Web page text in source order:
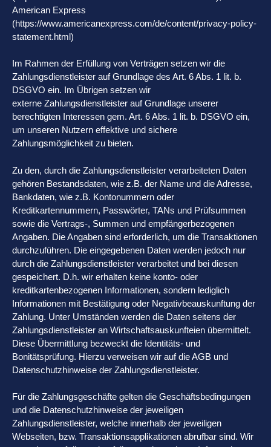
American Express
(https://www.americanexpress.com/de/content/privacy-policy-
statement.html)
Im Rahmen der Erfüllung von Verträgen setzen wir die
Zahlungsdienstleister auf Grundlage des Art. 6 Abs. 1 lit. b.
DSGVO ein. Im Übrigen setzen wir
externe Zahlungsdienstleister auf Grundlage unserer
berechtigten Interessen gem. Art. 6 Abs. 1 lit. b. DSGVO ein,
um unseren Nutzern effektive und sichere
Zahlungsmöglichkeit zu bieten.
Zu den, durch die Zahlungsdienstleister verarbeiteten Daten
gehören Bestandsdaten, wie z.B. der Name und die Adresse,
Bankdaten, wie z.B. Kontonummern oder
Kreditkartennummern, Passwörter, TANs und Prüfsummen
sowie die Vertrags-, Summen und empfängerbezogenen
Angaben. Die Angaben sind erforderlich, um die Transaktionen
durchzuführen. Die eingegebenen Daten werden jedoch nur
durch die Zahlungsdienstleister verarbeitet und bei diesen
gespeichert. D.h. wir erhalten keine konto- oder
kreditkartenbezogenen Informationen, sondern lediglich
Informationen mit Bestätigung oder Negativbeauskunftung der
Zahlung. Unter Umständen werden die Daten seitens der
Zahlungsdienstleister an Wirtschaftsauskunfteien übermittelt.
Diese Übermittlung bezweckt die Identitäts- und
Bonitätsprüfung. Hierzu verweisen wir auf die AGB und
Datenschutzhinweise der Zahlungsdienstleister.
Für die Zahlungsgeschäfte gelten die Geschäftsbedingungen
und die Datenschutzhinweise der jeweiligen
Zahlungsdienstleister, welche innerhalb der jeweiligen
Webseiten, bzw. Transaktionsapplikationen abrufbar sind. Wir